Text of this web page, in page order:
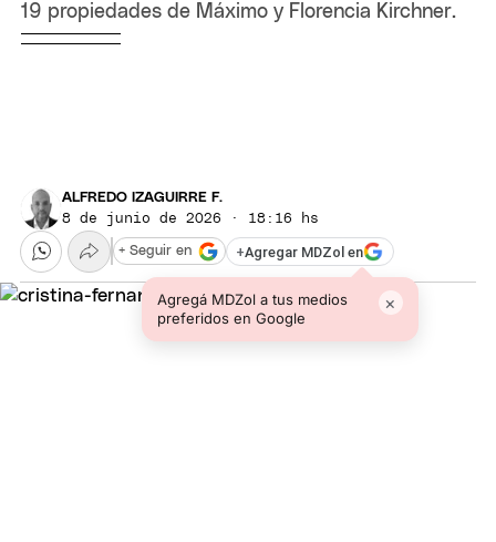
19 propiedades de Máximo y Florencia Kirchner.
ALFREDO IZAGUIRRE F.
8 de junio de 2026 · 18:16 hs
+Agregar MDZol en
Agregá MDZol a tus medios
preferidos en Google
×
+ Seguir en